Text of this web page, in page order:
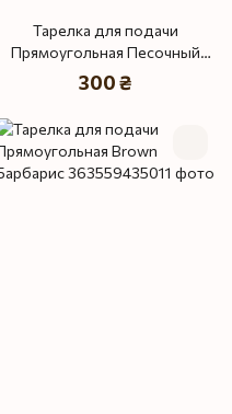
Тарелка для подачи
Прямоугольная Песочный
Дракон
300 ₴